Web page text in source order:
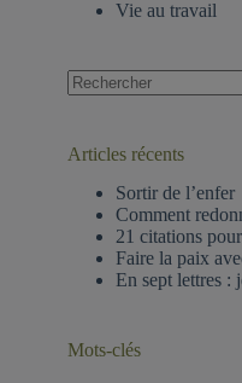
Vie au travail
Articles récents
Sortir de l’enfer
Comment
21 citations
Faire la paix
En sept lettres :
Mots-clés